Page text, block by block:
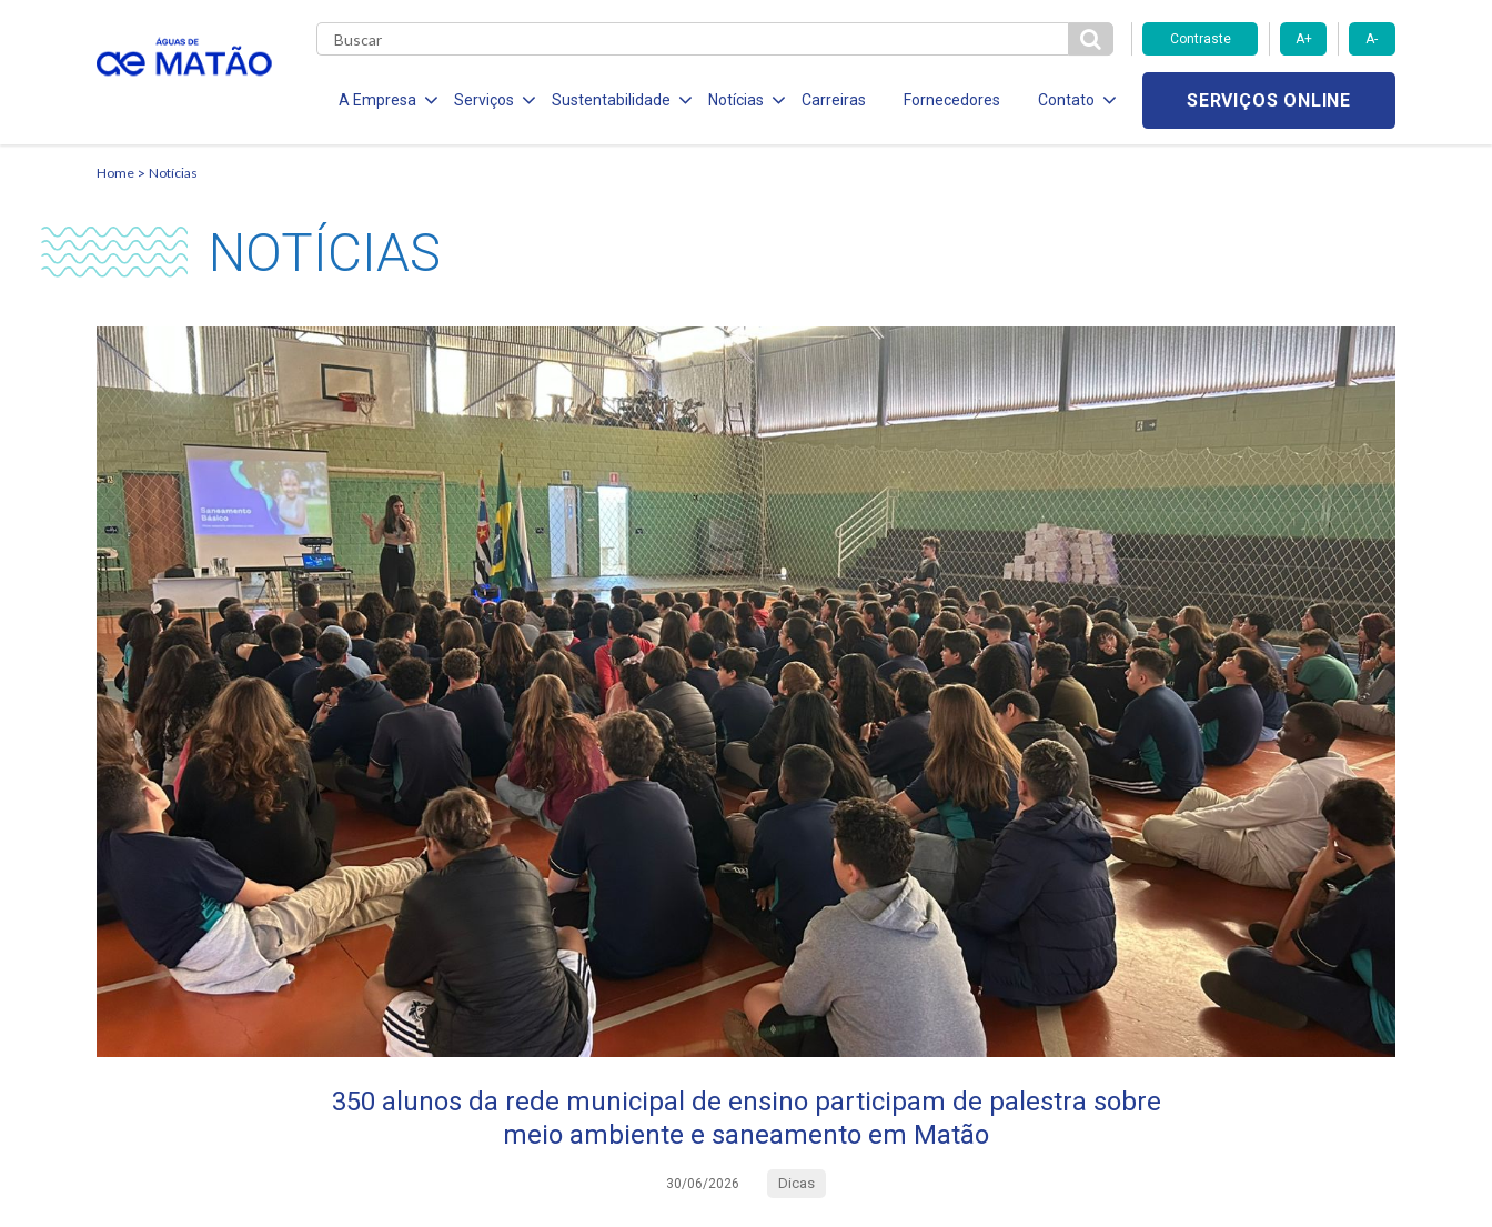
Contraste A+ A-
A Empresa Serviços Sustentabilidade Notícias Carreiras Fornecedores Contato SERVIÇOS ONLINE
Home Notícias
NOTÍCIAS
350 alunos da rede municipal de ensino participam de palestra sobre
meio ambiente e saneamento em Matão
30/06/2026 Dicas